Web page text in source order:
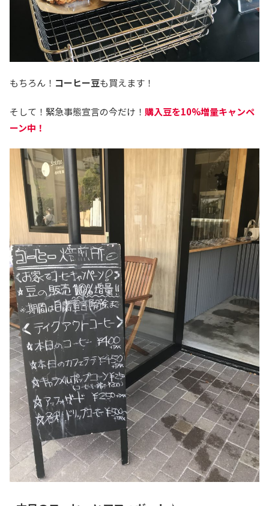
もちろん！ コーヒー豆も買えます！
そして！緊急事態宣言の今だけ！ 購入豆を10%増量キャンペ
ーン中！